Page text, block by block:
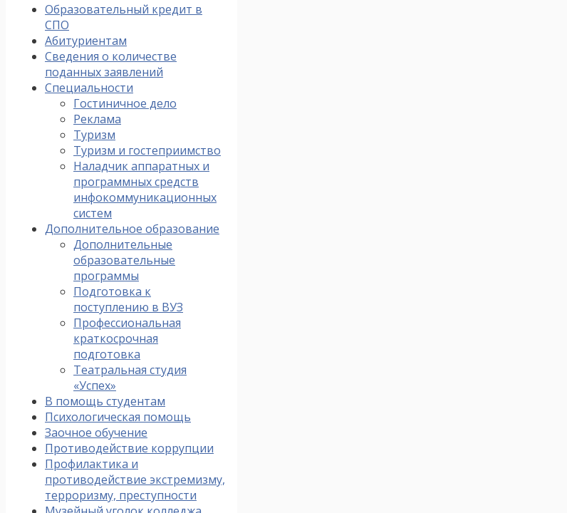
Образовательный кредит в
СПО
Абитуриентам
Сведения о количестве
поданных заявлений
Специальности
Гостиничное дело
Реклама
Туризм
Туризм и гостеприимство
Наладчик аппаратных и
программных средств
инфокоммуникационных
систем
Дополнительное образование
Дополнительные
образовательные
программы
Подготовка к
поступлению в ВУЗ
Профессиональная
краткосрочная
подготовка
Театральная студия
«Успех»
В помощь студентам
Психологическая помощь
Заочное обучение
Противодействие коррупции
Профилактика и
противодействие экстремизму,
терроризму, преступности